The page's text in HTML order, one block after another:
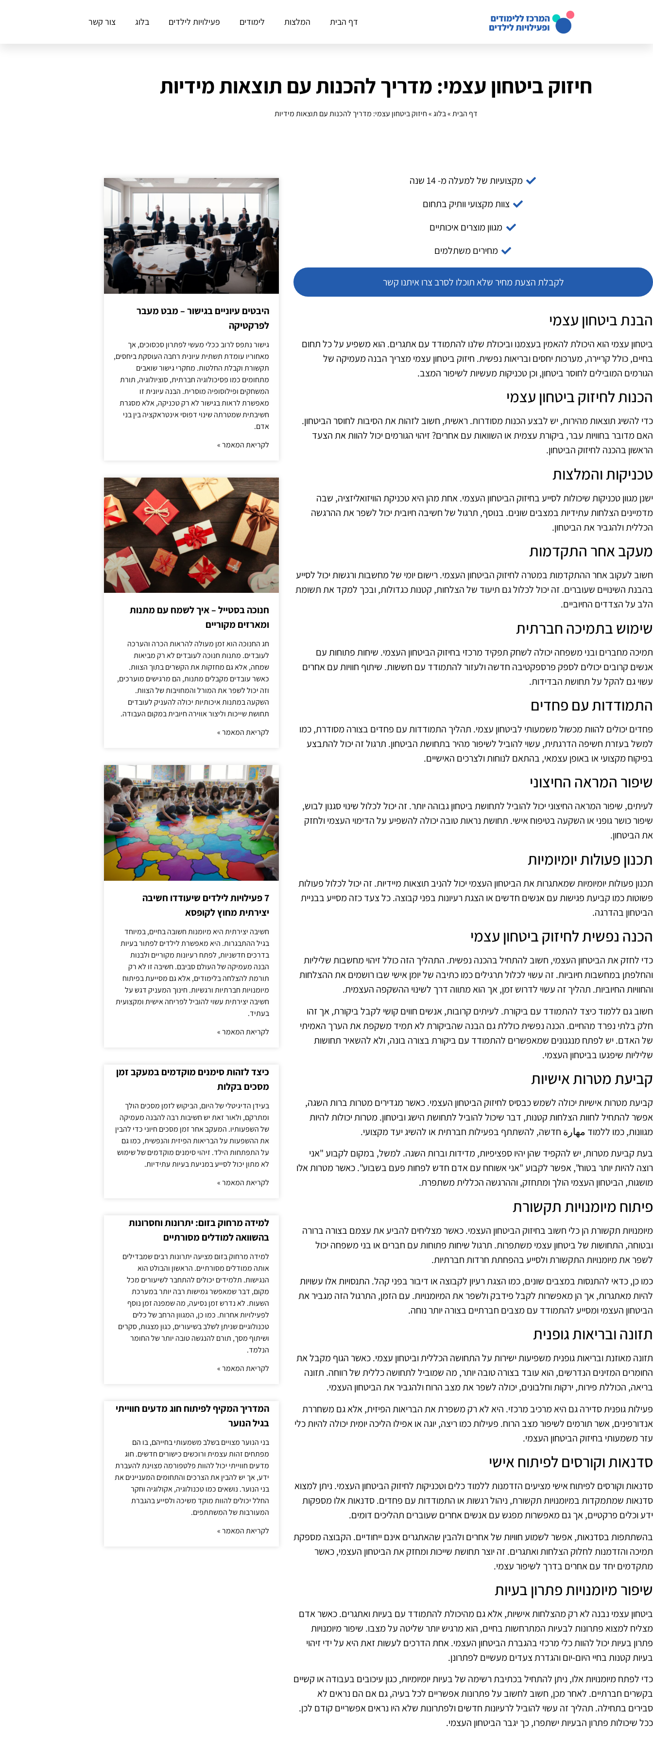
דף הבית המלצות לימודים פעילויות לילדים בלוג צור קשר
חיזוק ביטחון עצמי: מדריך להכנות עם תוצאות מידיות
דף הבית»בלוג»חיזוק ביטחון עצמי: מדריך להכנות עם תוצאות מידיות
מקצועיות של למעלה מ- 14 שנה
צוות מקצועי וותיק בתחום
מגוון מוצרים איכותיים
מחירים משתלמים
לקבלת הצעת מחיר שלא תוכלו לסרב צרו איתנו קשר
הבנת ביטחון עצמי
ביטחון עצמי הוא היכולת להאמין בעצמנו וביכולת שלנו להתמודד עם אתגרים. הוא משפיע על כל תחום
בחיים, כולל קריירה, מערכות יחסים ובריאות נפשית. חיזוק ביטחון עצמי מצריך הבנה מעמיקה של
הגורמים המובילים לחוסר ביטחון, וכן טכניקות מעשיות לשיפור המצב.
הכנות לחיזוק ביטחון עצמי
כדי להשיג תוצאות מהירות, יש לבצע הכנות מסודרות. ראשית, חשוב לזהות את הסיבות לחוסר הביטחון.
האם מדובר בחוויות עבר, ביקורת עצמית או השוואות עם אחרים? זיהוי הגורמים יכול להוות את הצעד
הראשון בהכנה לחיזוק הביטחון.
טכניקות והמלצות
ישנן מגוון טכניקות שיכולות לסייע בחיזוק הביטחון העצמי. אחת מהן היא טכניקת הוויזואליזציה, שבה
מדמיינים הצלחות עתידיות במצבים שונים. בנוסף, תרגול של חשיבה חיובית יכול לשפר את ההרגשה
הכללית ולהגביר את הביטחון.
מעקב אחר התקדמות
חשוב לעקוב אחר ההתקדמות במטרה לחיזוק הביטחון העצמי. רישום יומי של מחשבות ורגשות יכול לסייע
בהבנת השינויים שעוברים. זה יכול לכלול גם תיעוד של הצלחות, קטנות כגדולות, ובכך למקד את תשומת
הלב על הצדדים החיוביים.
שימוש בתמיכה חברתית
תמיכה מחברים ובני משפחה יכולה לשחק תפקיד מרכזי בחיזוק הביטחון העצמי. שיחות פתוחות עם
אנשים קרובים יכולים לספק פרספקטיבה חדשה ולעזור להתמודד עם חששות. שיתוף חוויות עם אחרים
עשוי גם להקל על תחושת הבדידות.
התמודדות עם פחדים
פחדים יכולים להוות מכשול משמעותי לביטחון עצמי. תהליך התמודדות עם פחדים בצורה מסודרת, כמו
למשל בעזרת חשיפה הדרגתית, עשוי להוביל לשיפור מהיר בתחושת הביטחון. תרגול זה יכול להתבצע
בפיקוח מקצועי או באופן עצמאי, בהתאם לנוחות ולצרכים האישיים.
שיפור המראה החיצוני
לעיתים, שיפור המראה החיצוני יכול להוביל לתחושת ביטחון גבוהה יותר. זה יכול לכלול שינוי סגנון לבוש,
שיפור כושר גופני או השקעה בטיפוח אישי. תחושת נראות טובה יכולה להשפיע על הדימוי העצמי ולחזק
את הביטחון.
תכנון פעולות יומיומיות
תכנון פעולות יומיומיות שמאתגרות את הביטחון העצמי יכול להניב תוצאות מיידיות. זה יכול לכלול פעולות
פשוטות כמו קביעת פגישות עם אנשים חדשים או הצגת רעיונות בפני קבוצה. כל צעד כזה מסייע בבניית
הביטחון בהדרגה.
הכנה נפשית לחיזוק ביטחון עצמי
כדי לחזק את הביטחון העצמי, חשוב להתחיל בהכנה נפשית. התהליך הזה כולל זיהוי מחשבות שליליות
והחלפתן במחשבות חיוביות. זה עשוי לכלול תרגילים כמו כתיבה של יומן אישי שבו רושמים את ההצלחות
והחוויות החיוביות. תהליך זה עשוי לדרוש זמן, אך הוא מתווה דרך לשינוי ההשקפה העצמית.
חשוב גם ללמוד כיצד להתמודד עם ביקורת. לעיתים קרובות, אנשים חווים קושי לקבל ביקורת, אך זהו
חלק בלתי נפרד מהחיים. הכנה נפשית כוללת גם הבנה שהביקורת לא תמיד משקפת את הערך האמיתי
של האדם. יש לפתח מנגנונים שמאפשרים להתמודד עם ביקורת בצורה בונה, ולא להשאיר תחושות
שליליות שיפגעו בביטחון העצמי.
קביעת מטרות אישיות
קביעת מטרות אישיות יכולה לשמש כבסיס לחיזוק הביטחון העצמי. כאשר מגדירים מטרות ברות השגה,
אפשר להתחיל לחוות הצלחות קטנות, דבר שיכול להוביל לתחושת הישג וביטחון. מטרות יכולות להיות
מגוונות, כמו ללמוד مهارة חדשה, להשתתף בפעילות חברתית או להשיג יעד מקצועי.
בעת קביעת מטרות, יש להקפיד שהן יהיו ספציפיות, מדידות וברות השגה. למשל, במקום לקבוע "אני
רוצה להיות יותר בטוח", אפשר לקבוע "אני אשוחח עם אדם חדש לפחות פעם בשבוע". כאשר מטרות אלו
מושגות, הביטחון העצמי הולך ומתחזק, וההרגשה הכללית משתפרת.
פיתוח מיומנויות תקשורת
מיומנויות תקשורת הן כלי חשוב בחיזוק הביטחון העצמי. כאשר מצליחים להביע את עצמם בצורה ברורה
ובטוחה, התחושות של ביטחון עצמי משתפרות. תרגול שיחות פתוחות עם חברים או בני משפחה יכול
לשפר את מיומנויות התקשורת ולסייע בהפחתת חרדות חברתיות.
כמו כן, כדאי להתנסות במצבים שונים, כמו הצגת רעיון לקבוצה או דיבור בפני קהל. התנסויות אלו עשויות
להיות מאתגרות, אך הן מאפשרות לקבל פידבק ולשפר את המיומנויות. עם הזמן, התרגול הזה מגביר את
הביטחון העצמי ומסייע להתמודד עם מצבים חברתיים בצורה יותר נוחה.
תזונה ובריאות גופנית
תזונה מאוזנת ובריאות גופנית משפיעות ישירות על התחושה הכללית וביטחון עצמי. כאשר הגוף מקבל את
החומרים המזינים הנדרשים, הוא עובד בצורה טובה יותר, מה שמוביל לתחושה כללית של רווחה. תזונה
בריאה, הכוללת פירות, ירקות וחלבונים, יכולה לשפר את מצב הרוח ולהגביר את הביטחון העצמי.
פעילות גופנית סדירה גם היא מרכיב מרכזי. היא לא רק משפרת את הבריאות הפיזית, אלא גם משחררת
אנדורפינים, אשר תורמים לשיפור מצב הרוח. פעילות כמו ריצה, יוגה או אפילו הליכה יומית יכולה להיות כלי
עזר משמעותי בחיזוק הביטחון העצמי.
סדנאות וקורסים לפיתוח אישי
סדנאות וקורסים לפיתוח אישי מציעים הזדמנות ללמוד כלים וטכניקות לחיזוק הביטחון העצמי. ניתן למצוא
סדנאות שמתמקדות במיומנויות תקשורת, ניהול רגשות או התמודדות עם פחדים. סדנאות אלו מספקות
ידע וכלים פרקטיים, אך גם מאפשרות מפגש עם אנשים אחרים שעוברים תהליכים דומים.
בהשתתפות בסדנאות, אפשר לשמוע חוויות של אחרים ולהבין שהאתגרים אינם ייחודיים. הקבוצה מספקת
תמיכה והזדמנות לחלוק הצלחות ואתגרים. זה יוצר תחושת שייכות ומחזק את הביטחון העצמי, כאשר
מתקדמים יחד עם אחרים בדרך לשיפור עצמי.
שיפור מיומנויות פתרון בעיות
ביטחון עצמי נבנה לא רק מהצלחות אישיות, אלא גם מהיכולת להתמודד עם בעיות ואתגרים. כאשר אדם
מצליח למצוא פתרונות לבעיות המתרחשות בחיים, הוא מרגיש יותר שליטה על מצבו. שיפור מיומנויות
פתרון בעיות יכול להוות כלי מרכזי בהגברת הביטחון העצמי. אחת הדרכים לעשות זאת היא על ידי זיהוי
בעיות קטנות בחיי היום-יום והגדרת צעדים מעשיים לפתרונן.
כדי לפתח מיומנויות אלו, ניתן להתחיל בכתיבת רשימה של בעיות יומיומיות, כגון עיכובים בעבודה או קשיים
בקשרים חברתיים. לאחר מכן, חשוב לחשוב על פתרונות אפשריים לכל בעיה, גם אם הם נראים לא
סבירים בתחילה. תהליך זה עשוי להוביל לרעיונות חדשים ולפתרונות שלא היו נראים אפשריים קודם לכן.
ככל שיכולות פתרון הבעיות ישתפרו, כך יגבר הביטחון העצמי.
היבטים עיוניים בגישור – מבט מעבר
לפרקטיקה
גישור נתפס לרוב ככלי מעשי לפתרון סכסוכים, אך
מאחוריו עומדת תשתית עיונית רחבה העוסקת ביחסים,
תקשורת וקבלת החלטות. מחקרי גישור שואבים
מתחומים כמו פסיכולוגיה חברתית, סוציולוגיה, תורת
המשחקים ופילוסופיה מוסרית. הבנה עיונית זו
מאפשרת לראות בגישור לא רק טכניקה, אלא מסגרת
חשיבתית שמטרתה שינוי דפוסי אינטראקציה בין בני
אדם.
לקריאת המאמר »
חנוכה בסטייל – איך לשמח עם מתנות
ומארזים מקוריים
חג החנוכה הוא זמן מעולה להראות הכרה והערכה
לעובדים. מתנות חנוכה לעובדים לא רק מביאות
שמחה, אלא גם מחזקות את הקשרים בתוך הצוות.
כאשר עובדים מקבלים מתנות, הם מרגישים מוערכים,
וזה יכול לשפר את המורל והמחויבות של הצוות.
השקעה במתנות איכותיות יכולה להעניק לעובדים
תחושת שייכות וליצור אווירה חיובית במקום העבודה.
לקריאת המאמר »
7 פעילויות לילדים שיעודדו חשיבה
יצירתית מחוץ לקופסא
חשיבה יצירתית היא מיומנות חשובה בחיים, במיוחד
בגיל ההתבגרות. היא מאפשרת לילדים לפתור בעיות
בדרכים חדשניות, לפתח רעיונות מקוריים ולבנות
הבנה מעמיקה של העולם סביבם. חשיבה זו לא רק
תורמת להצלחה בלימודים, אלא גם מסייעת בפיתוח
מיומנויות חברתיות ורגשיות. חינוך המעניק דגש על
חשיבה יצירתית עשוי להוביל לפריחה אישית ומקצועית
בעתיד.
לקריאת המאמר »
כיצד לזהות סימנים מוקדמים במעקב זמן
מסכים בקלות
בעידן הדיגיטלי של היום, הביקוש לזמן מסכים הולך
ומתרקם, ולאור זאת יש חשיבות רבה להבנה מעמיקה
של השפעותיו. המעקב אחר זמן מסכים חיוני כדי להבין
את ההשפעות על הבריאות הפיזית והנפשית, כמו גם
על התפתחות הילד. זיהוי סימנים מוקדמים של שימוש
לא מתון יכול לסייע במניעת בעיות עתידיות.
לקריאת המאמר »
למידה מרחוק בזום: יתרונות וחסרונות
בהשוואה למודלים מסורתיים
למידה מרחוק בזום מציעה יתרונות רבים שמבדילים
אותה ממודלים מסורתיים. הראשון והבולט הוא
הנגישות. תלמידים יכולים להתחבר לשיעורים מכל
מקום, דבר שמאפשר גמישות רבה יותר במערכת
השעות. לא נדרש זמן נסיעה, מה שמפנה זמן נוסף
לפעילויות אחרות. כמו כן, המגוון הרחב של כלים
טכנולוגיים שניתן לשלב בשיעורים, כגון מצגות, סקרים
ושיתוף מסך, תורם להנגשה טובה יותר של החומר
הנלמד.
לקריאת המאמר »
המדריך המקיף לפיתוח חוג מדעים חווייתי
בגיל הנוער
בני הנוער מצויים בשלב משמעותי בחייהם, בו הם
מפתחים זהות עצמית ורוכשים כישורים חדשים. חוג
מדעים חווייתי יכול להוות פלטפורמה מצוינת להעברת
ידע, אך יש להבין את הצרכים והתחומים המעניינים את
בני הנוער. נושאים כמו טכנולוגיה, אקולוגיה וחקר
החלל יכולים להוות מוקד משיכה ולסייע בהגברת
המעורבות של המשתתפים.
לקריאת המאמר »